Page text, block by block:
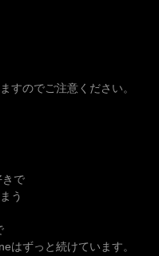
すのでご注意ください。
で
う
はずっと続けています。